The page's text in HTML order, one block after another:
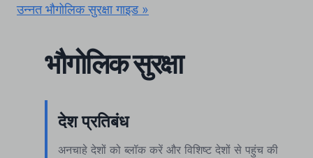
भौगोलिक सुरक्षा
देश प्रतिबंध
अनचाहे देशों को ब्लॉक करें और विशिष्ट देशों से पहुंच की
उन्नत भौगोलिक सुरक्षा गाइड »